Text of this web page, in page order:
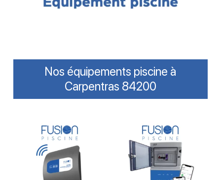
Nos équipements piscine à
Carpentras 84200